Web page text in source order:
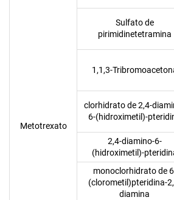
Metotrexato
Sulfato de
pirimidinetetramina
1,1,3-
clorhidrato de 2,4-
6-(hidroximetil)-
2,4-diamino-6-
(hidroximetil)-
monoclorhidrato de
(clorometil)pteridina-
diamina